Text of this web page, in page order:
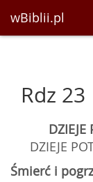
wBiblii.pl
Rdz 23
DZIEJE
DZIEJE
Śmierć i